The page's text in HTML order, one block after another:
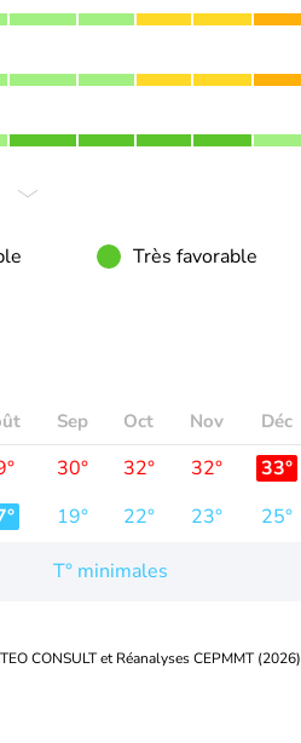
Très favorable
Sep Oct Nov Déc
30° 32° 32°
33°
19° 22° 23° 25°
T° minimales
CONSULT et Réanalyses CEPMMT (2026)